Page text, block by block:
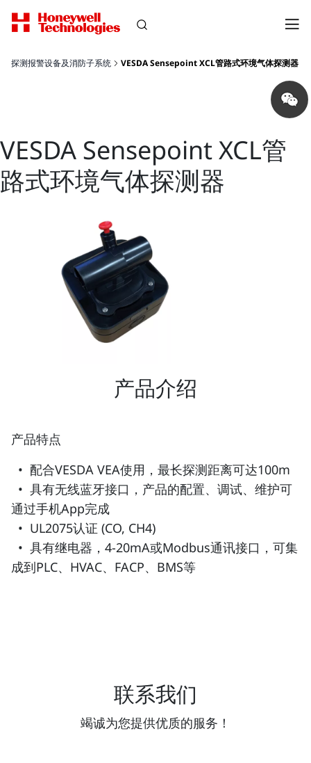
探测报警设备及消防子系统 VESDA Sensepoint XCL管路式环境气体探测器
Share
on
wechat
VESDA Sensepoint XCL管
路式环境气体探测器
产品介绍
产品特点
• 配合VESDA VEA使用，最长探测距离可达100m
• 具有无线蓝牙接口，产品的配置、调试、维护可
通过手机App完成
• UL2075认证 (CO, CH4)
• 具有继电器，4-20mA或Modbus通讯接口，可集
成到PLC、HVAC、FACP、BMS等
联系我们
竭诚为您提供优质的服务！